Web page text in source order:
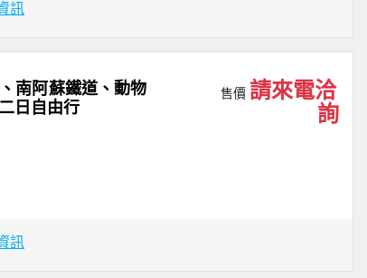
訊
南阿蘇鐵道、動物
日自由行
售價 請來電洽
詢
訊